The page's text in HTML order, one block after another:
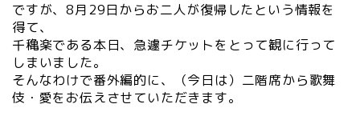
ですが、8月29日からお二人が復帰したという情報を
得て、
千穐楽である本日、急遽チケットをとって観に行って
しまいました。
そんなわけで番外編的に、（今日は）二階席から歌舞
伎・愛をお伝えさせていただきます。